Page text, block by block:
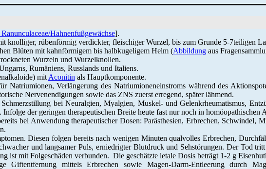
Hahnenfußgewächse].
knolliger, rübenförmig verdickter, fleischiger Wurzel, bis zum Grunde 5-7teiligen
Blüten mit kahnförmigem bis halbkugeligem Helm (Abbildungaus
Wurzeln und Wurzelknollen.
Rumäniens, Russlands und Italiens.
mit Aconitin als Hauptkomponente.
Natriumionen, Verlängerung des Natriumioneneinstroms während des
Nervenendigungen sowie das ZNS zuerst erregend, später lähmend.
bei Neuralgien, Myalgien, Muskel- und Gelenkrheumatismus,
der geringen therapeutischen Breite heute fast nur noch in homöopathischen
bei Anwendung therapeutischer Dosen: Parästhesien, Erbrechen, Schwindel,
Diesen folgen bereits nach wenigen Minuten qualvolles Erbrechen,
und langsamer Puls, erniedrigter Blutdruck und Sehstörungen. Der Tod
ist mit Folgeschäden verbunden. Die geschätzte letale Dosis beträgt 1-2 g
Giftentfernung mittels Erbrechen sowie Magen-Darm-Entleerung durch